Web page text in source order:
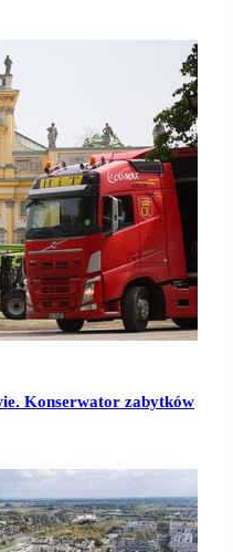
Konserwator zabytków